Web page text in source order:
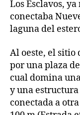
Los Esclavos,
conectaba
laguna del
Al oeste, el sitio
por una plaza
cual domina
y una
conectada a